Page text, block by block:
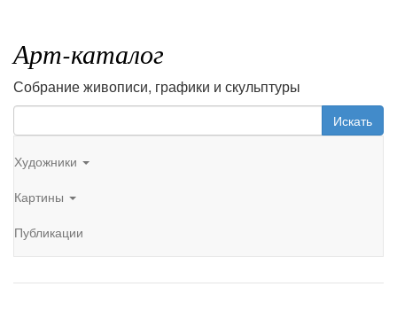
Арт-каталог
Собрание живописи, графики и скульптуры
Искать
Художники
Картины
Публикации